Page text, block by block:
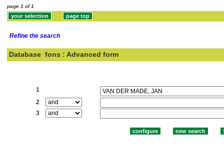
page 1 of 1
Refine the search
Database fons : Advanced form
1
2
3